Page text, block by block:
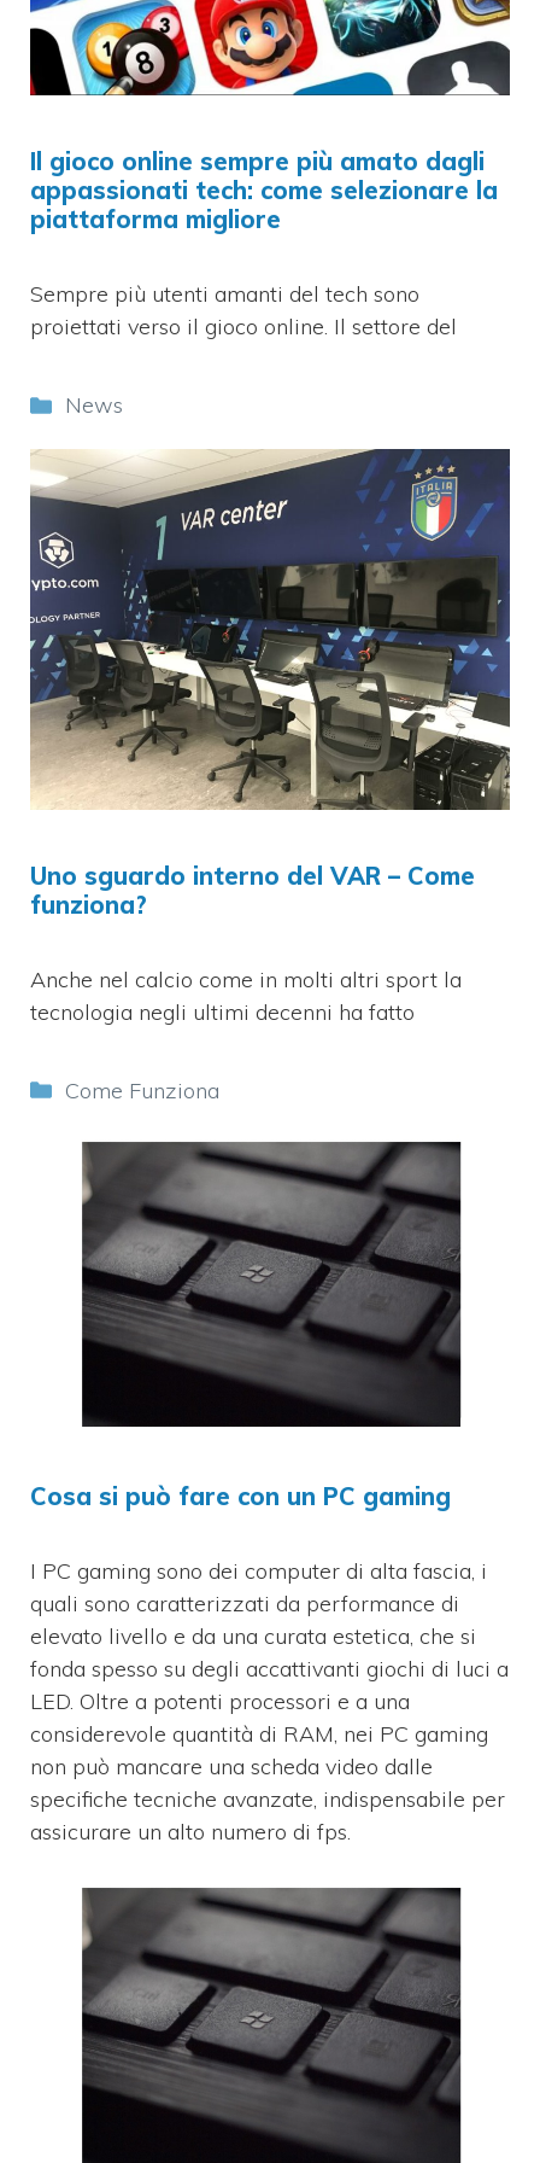
Il gioco online sempre più amato dagli
appassionati tech: come selezionare la
piattaforma migliore
Sempre più utenti amanti del tech sono
proiettati verso il gioco online. Il settore del
Categorie
News
Uno sguardo interno del VAR – Come
funziona?
Anche nel calcio come in molti altri sport la
tecnologia negli ultimi decenni ha fatto
Categorie
Come Funziona
Cosa si può fare con un PC gaming
I PC gaming sono dei computer di alta fascia, i
quali sono caratterizzati da performance di
elevato livello e da una curata estetica, che si
fonda spesso su degli accattivanti giochi di luci a
LED. Oltre a potenti processori e a una
considerevole quantità di RAM, nei PC gaming
non può mancare una scheda video dalle
specifiche tecniche avanzate, indispensabile per
assicurare un alto numero di fps.